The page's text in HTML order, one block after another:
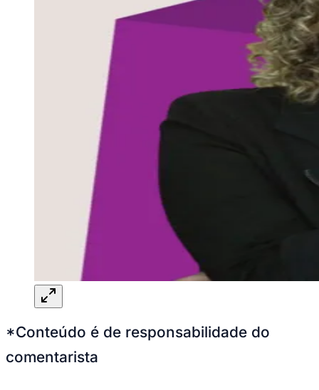
*Conteúdo é de responsabilidade do
comentarista